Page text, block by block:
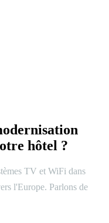
hôtel ?
TV et WiFi dans
l'Europe. Parlons de